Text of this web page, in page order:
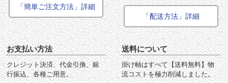
「簡単ご注文方法」詳細
「配送方法」詳細
お支払い方法
クレジット決済、代金引換、銀
行振込、各種ご用意。
送料について
掛け軸はすべて【送料無料】物
流コストを極力削減しました。